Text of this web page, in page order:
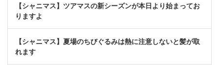
【シャニマス】ツアマスの新シーズンが本日より始まってお
りますよ
【シャニマス】夏場のちびぐるみは熱に注意しないと髪が取
れます